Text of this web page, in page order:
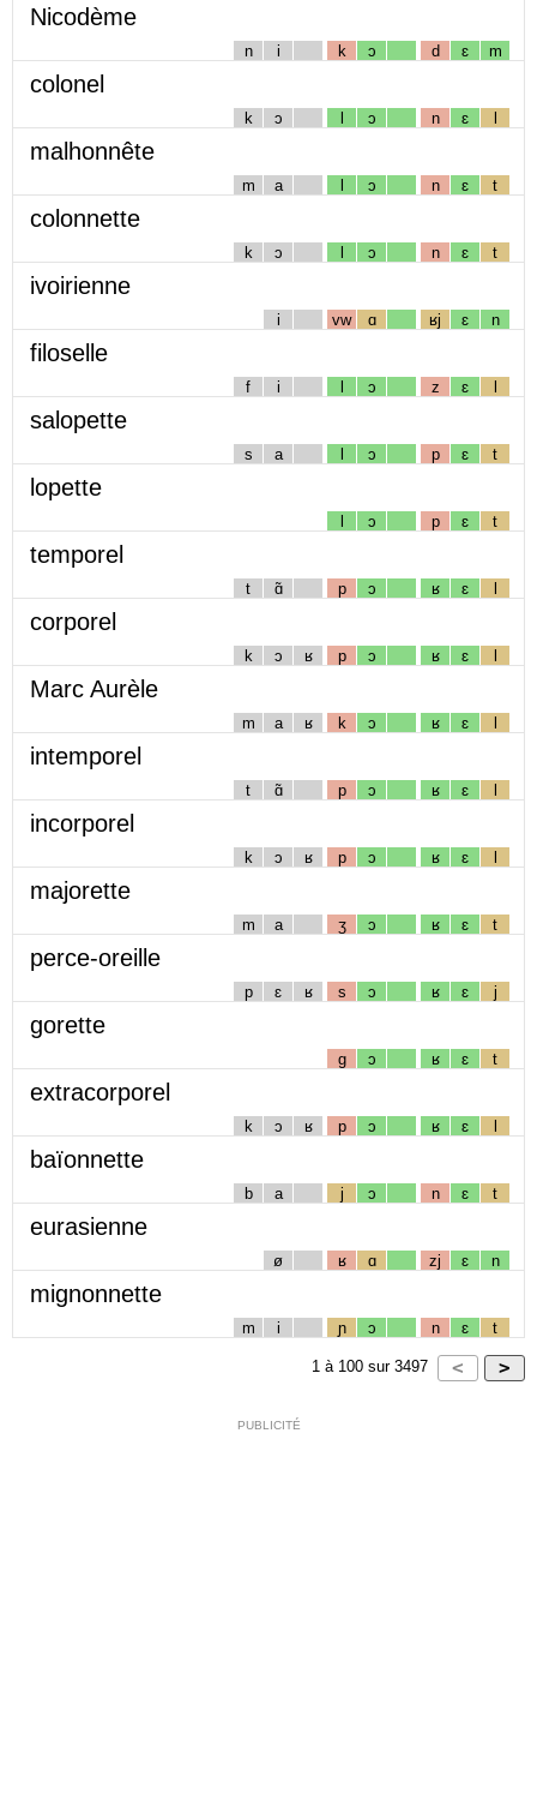
Nicodème
n i k ɔ d ɛ m
colonel
k ɔ l ɔ n ɛ l
malhonnête
m a l ɔ n ɛ t
colonnette
k ɔ l ɔ n ɛ t
ivoirienne
i vw ɑ ʁj ɛ n
filoselle
f i l ɔ z ɛ l
salopette
s a l ɔ p ɛ t
lopette
l ɔ p ɛ t
temporel
t ɑ̃ p ɔ ʁ ɛ l
corporel
k ɔ ʁ p ɔ ʁ ɛ l
Marc Aurèle
m a ʁ k ɔ ʁ ɛ l
intemporel
t ɑ̃ p ɔ ʁ ɛ l
incorporel
k ɔ ʁ p ɔ ʁ ɛ l
majorette
m a ʒ ɔ ʁ ɛ t
perce-oreille
p ɛ ʁ s ɔ ʁ ɛ j
gorette
g ɔ ʁ ɛ t
extracorporel
k ɔ ʁ p ɔ ʁ ɛ l
baïonnette
b a j ɔ n ɛ t
eurasienne
ø ʁ ɑ zj ɛ n
mignonnette
m i ɲ ɔ n ɛ t
1 à 100 sur 3497
PUBLICITÉ